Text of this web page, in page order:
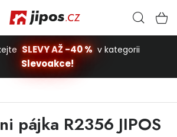
SLEVY AŽ -40 % v kategorii
Slevoakce!
pájka R2356 JIPOS